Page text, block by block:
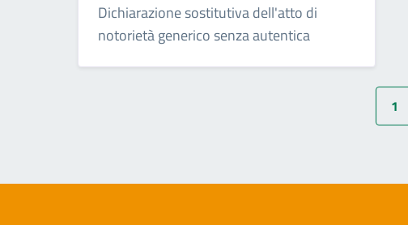
Dichiarazione sostitutiva dell'atto di
notorietà generico senza autentica
1